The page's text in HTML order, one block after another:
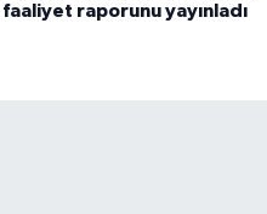
faaliyet raporunu yayınladı